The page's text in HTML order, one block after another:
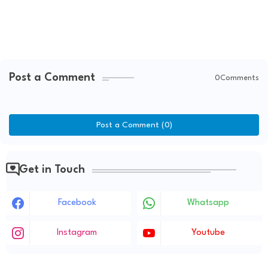
Post a Comment 0Comments
Post a Comment (0)
Get in Touch
Facebook Whatsapp
Instagram Youtube